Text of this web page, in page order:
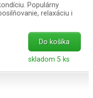
Populárny
relaxáciu i
Do košíka
skladom 5 ks